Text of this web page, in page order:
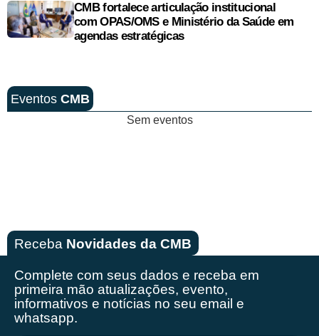
CMB fortalece articulação institucional
com OPAS/OMS e Ministério da Saúde em
agendas estratégicas
Eventos CMB
Sem eventos
Receba Novidades da CMB
Complete com seus dados e receba em
primeira mão atualizações, evento,
informativos e notícias no seu email e
whatsapp.